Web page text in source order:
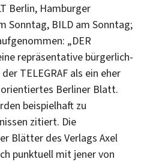
Berlin, Hamburger
Sonntag, BILD am Sonntag;
„DER
repräsentative bürgerlich-
TELEGRAF als ein eher
Berliner Blatt.
beispielhaft zu
zitiert. Die
Blätter des Verlags Axel
punktuell mit jener von